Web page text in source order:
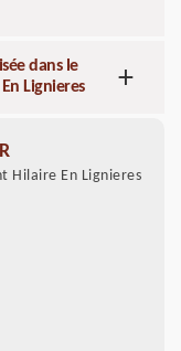
dans le
Lignieres
Hilaire En Lignieres